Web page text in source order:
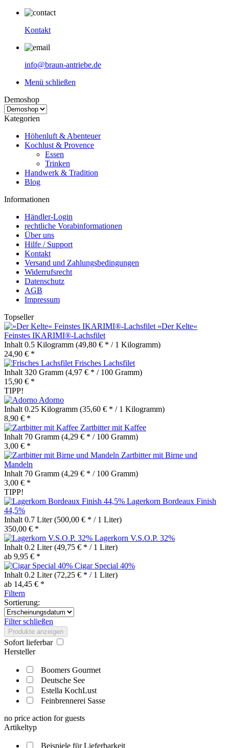
Kontakt
info@braun-antriebe.de
Menü schließen
Demoshop
Kategorien
Höhenluft & Abenteuer
Kochlust & Provence
Essen
Trinken
Handwerk & Tradition
Blog
Informationen
Händler-Login
rechtliche Vorabinformationen
Über uns
Hilfe / Support
Kontakt
Versand und Zahlungsbedingungen
Widerrufsrecht
Datenschutz
AGB
Impressum
Topseller
»Der Kelte«
Feinstes IKARIMI®-Lachsfilet
Inhalt 0.5 Kilogramm (49,80 € * / 1 Kilogramm)
24,90 € *
Frisches Lachsfilet
Inhalt 320 Gramm (4,97 € * / 100 Gramm)
15,90 € *
TIPP!
Adorno
Inhalt 0.25 Kilogramm (35,60 € * / 1 Kilogramm)
8,90 € *
Zartbitter mit Kaffee
Inhalt 70 Gramm (4,29 € * / 100 Gramm)
3,00 € *
Zartbitter mit Birne und
Mandeln
Inhalt 70 Gramm (4,29 € * / 100 Gramm)
3,00 € *
TIPP!
Lagerkorn Bordeaux Finish
44,5%
Inhalt 0.7 Liter(500,00 € * / 1 Liter)
350,00 € *
Lagerkorn V.S.O.P. 32%
Inhalt 0.2 Liter(49,75 € * / 1 Liter)
ab 9,95 € *
Cigar Special 40%
Inhalt 0.2 Liter(72,25 € * / 1 Liter)
ab 14,45 € *
Filtern
Sortierung:
Filter schließen
Produkte anzeigen
Sofort lieferbar
Hersteller
Boomers Gourmet
Deutsche See
Estella KochLust
Feinbrennerei Sasse
no price action for guests
Artikeltyp
Beispiele für Lieferbarkeit